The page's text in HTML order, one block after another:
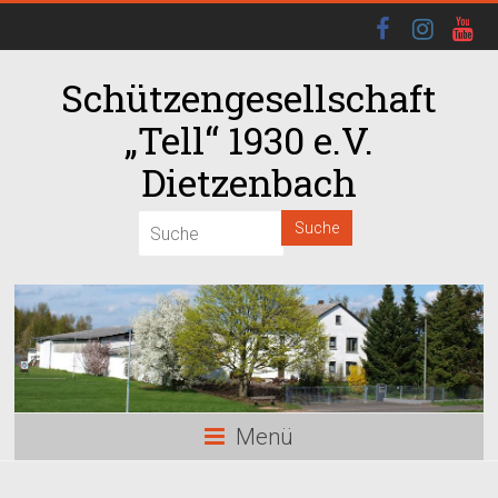
Schützengesellschaft
„Tell“ 1930 e.V.
Dietzenbach
Menü
02:00
04:00